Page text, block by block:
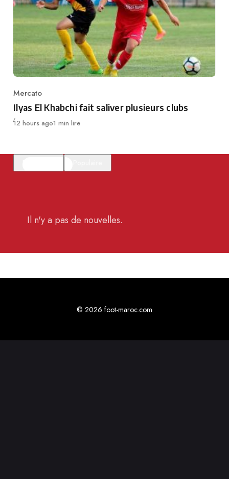
Category
Mercato
Ilyas El Khabchi fait saliver plusieurs clubs
Publié
12 hours ago1 min lire
Il n'y a pas de nouvelles.
© 2026 foot-maroc.com